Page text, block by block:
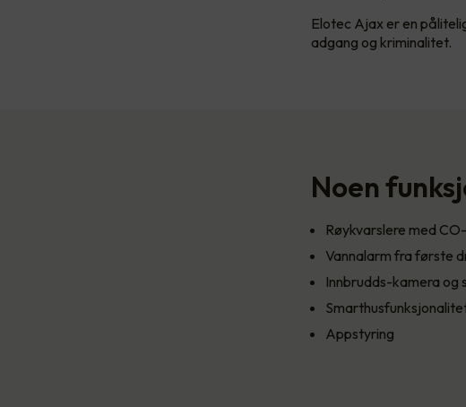
Elotec Ajax er en
adgang og kriminalitet.
Noen
Røykvarslere med
Vannalarm fra første
Innbrudds-kamera og
Appstyring